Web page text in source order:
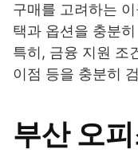
구매를 고려하는
택과 옵션을 충분
특히, 금융 지원 조
이점 등을 충분히
부산 오